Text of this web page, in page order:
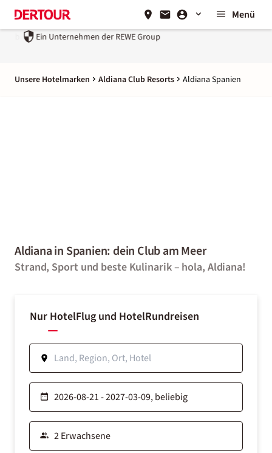
Menü
Ein Unternehmen derREWE Group
Unsere Hotelmarken Aldiana Club Resorts Aldiana Spanien
Aldiana in Spanien: dein Club am Meer
Strand, Sport und beste Kulinarik – hola, Aldiana!
Nur HotelFlug und HotelRundreisen